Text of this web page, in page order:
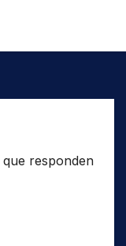
que responden